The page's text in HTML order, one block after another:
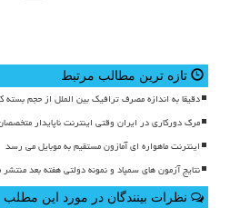
تازه ترین مطالب مرتبط
دقیقا به اندازه مصرف ترافیک بین الملل از حجم
مرگ دورکاری در ایران وقتی اینترنت ناپایدار
اینترنت ماهواره ای آمازون مستقیم به موبایل می رسد
نتایج آزمون های سمپاد و نمونه دولتی هفته بعد
نظرات بینندگان در مورد این مطلب